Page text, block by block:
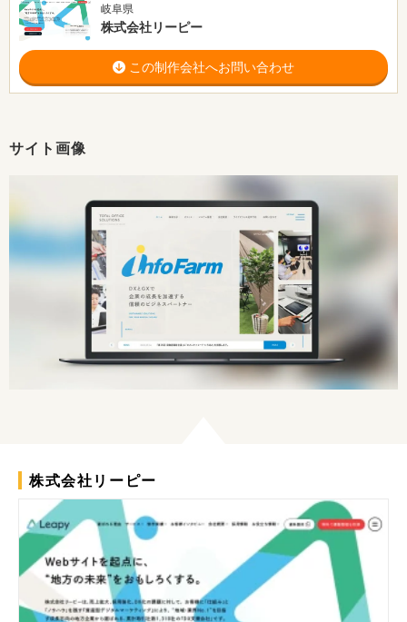
サイト画像
岐阜県
株式会社リーピー
この制作会社へお問い合わせ
株式会社リーピー